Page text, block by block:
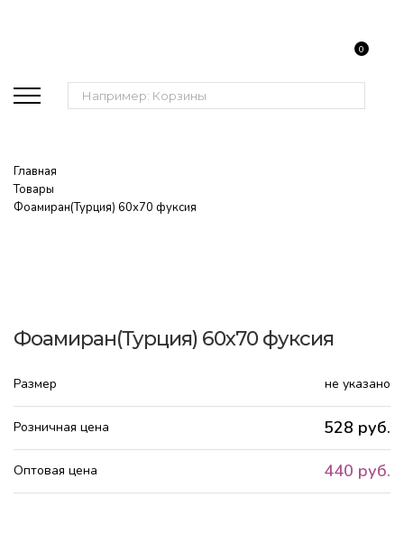
Поиск:
0
Главная
Товары
Фоамиран(Турция) 60х70 фуксия
Фоамиран(Турция) 60х70 фуксия
Размер не указано
Розничная цена 528 руб.
Оптовая цена 440 руб.